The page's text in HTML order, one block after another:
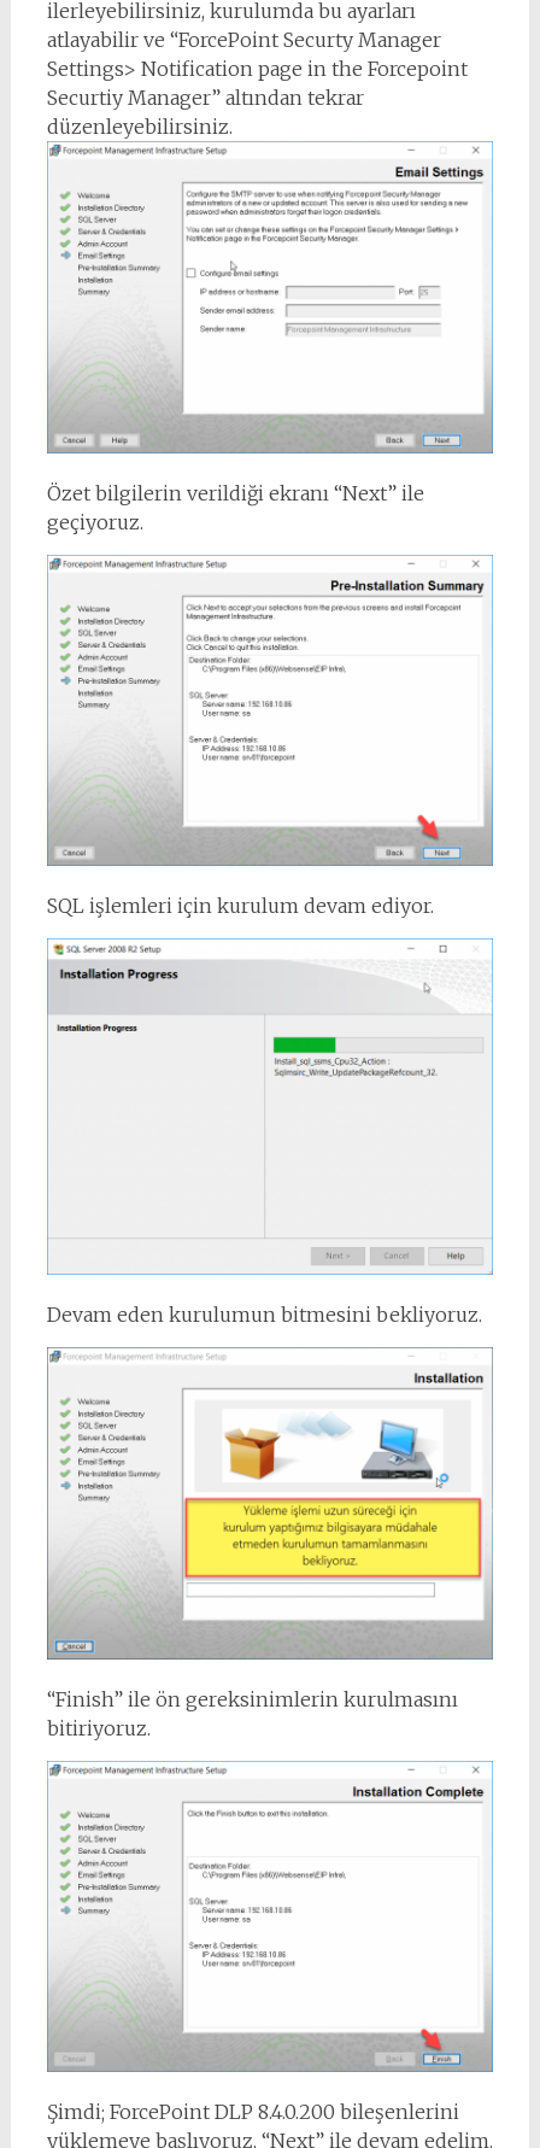
ilerleyebilirsiniz, kurulumda bu ayarları
atlayabilir ve “ForcePoint Securty Manager
Settings> Notification page in the Forcepoint
Securtiy Manager” altından tekrar
düzenleyebilirsiniz.
Özet bilgilerin verildiği ekranı “Next” ile
geçiyoruz.
SQL işlemleri için kurulum devam ediyor.
Devam eden kurulumun bitmesini bekliyoruz.
“Finish” ile ön gereksinimlerin kurulmasını
bitiriyoruz.
Şimdi; ForcePoint DLP 8.4.0.200 bileşenlerini
yüklemeye başlıyoruz, “Next” ile devam edelim.